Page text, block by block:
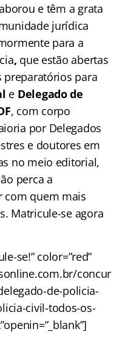
e têm a grata
jurídica
para a
, que estão abertas
preparatórios para
e Delegado de
, com corpo
por Delegados
e doutores em
no meio editorial,
perca a
com quem mais
Matricule-se agora
se!” color=”red”
concur
de-policia-
civil-todos-os-